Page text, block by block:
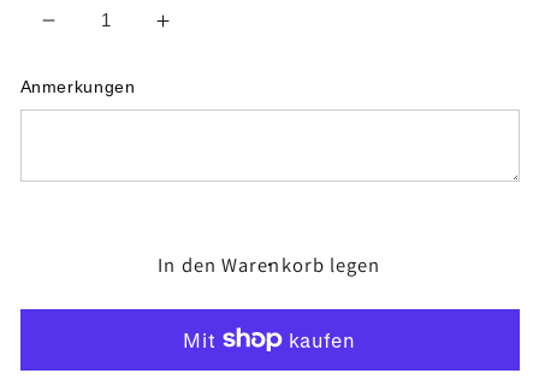
Verringere
Menge
für
Erhöhe
für
Anmerkungen
In den Warenkorb legen